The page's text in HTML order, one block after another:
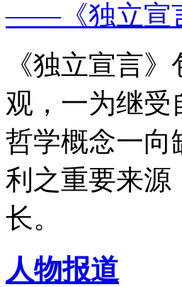
——《独立宣
《独立宣言
观，一为继受
哲学概念一向
利之重要来源
长。
人物报道